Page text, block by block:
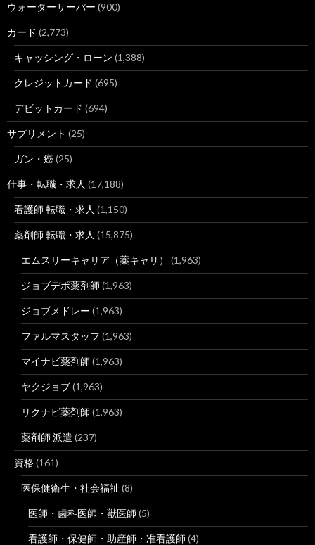
ウォーターサーバー (900)
カード (2,773)
キャッシング・ローン (1,388)
クレジットカード (695)
デビットカード (694)
サプリメント (25)
ガン・癌(25)
仕事・転職・求人 (17,188)
看護師 転職・求人 (1,150)
薬剤師 転職・求人 (15,875)
エムスリーキャリア（薬キャリ） (1,963)
ジョブデポ薬剤師 (1,963)
ジョブメドレー (1,963)
ファルマスタッフ (1,963)
マイナビ薬剤師 (1,963)
ヤクジョブ(1,963)
リクナビ薬剤師 (1,963)
薬剤師 派遣 (237)
資格(161)
医保健衛生・社会福祉 (8)
医師・歯科医師・獣医師 (5)
看護師・保健師・助産師・准看護師 (4)